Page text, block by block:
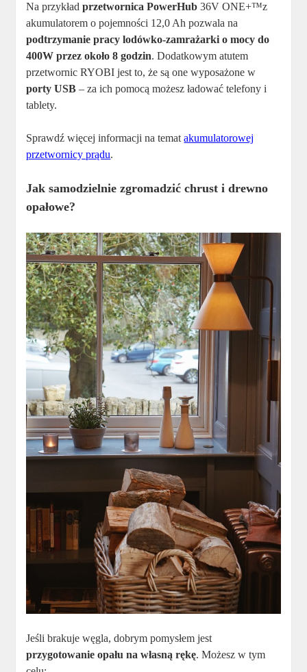
Na przykładprzetwornica PowerHub 36V ONE+™z
akumulatorem o pojemności 12,0 Ah pozwala na
podtrzymanie pracy lodówko-zamrażarki o mocy do
400W przez około 8 godzin. Dodatkowym atutem
przetwornic RYOBI jest to, że są one wyposażone w
porty USB – za ich pomocą możesz ładować telefony i
tablety.
Sprawdź więcej informacji na tematakumulatorowej
przetwornicy prądu.
Jak samodzielnie zgromadzić chrust i drewno
opałowe?
Jeśli brakuje węgla, dobrym pomysłem jest
przygotowanie opału na własną rękę. Możesz w tym